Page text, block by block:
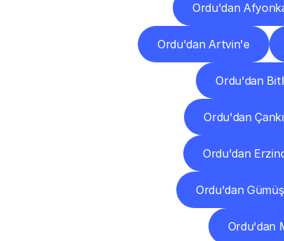
Ordu'dan
Ordu'dan Artvin'e
Ordu'dan
Ordu'dan
Ordu'dan
Ordu'dan
Ordu'dan